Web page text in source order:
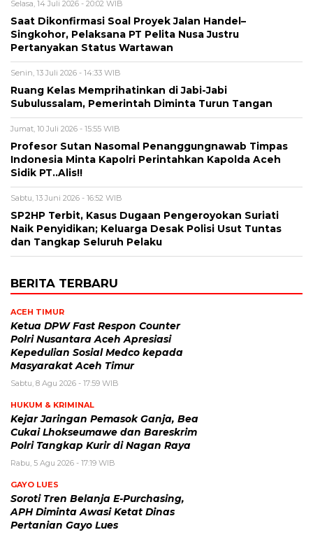
Selasa, 14 Juli 2026 - 20:02 WIB
Saat Dikonfirmasi Soal Proyek Jalan Handel–
Singkohor, Pelaksana PT Pelita Nusa Justru
Pertanyakan Status Wartawan
Senin, 13 Juli 2026 - 14:33 WIB
Ruang Kelas Memprihatinkan di Jabi-Jabi
Subulussalam, Pemerintah Diminta Turun Tangan
Jumat, 10 Juli 2026 - 15:55 WIB
Profesor Sutan Nasomal Penanggungnawab Timpas
Indonesia Minta Kapolri Perintahkan Kapolda Aceh
Sidik PT..Alis!!
Sabtu, 13 Juni 2026 - 16:52 WIB
SP2HP Terbit, Kasus Dugaan Pengeroyokan Suriati
Naik Penyidikan; Keluarga Desak Polisi Usut Tuntas
dan Tangkap Seluruh Pelaku
BERITA TERBARU
ACEH TIMUR
Ketua DPW Fast Respon Counter
Polri Nusantara Aceh Apresiasi
Kepedulian Sosial Medco kepada
Masyarakat Aceh Timur
Sabtu, 8 Agu 2026 - 17:59 WIB
HUKUM & KRIMINAL
Kejar Jaringan Pemasok Ganja, Bea
Cukai Lhokseumawe dan Bareskrim
Polri Tangkap Kurir di Nagan Raya
Rabu, 5 Agu 2026 - 17:19 WIB
GAYO LUES
Soroti Tren Belanja E-Purchasing,
APH Diminta Awasi Ketat Dinas
Pertanian Gayo Lues